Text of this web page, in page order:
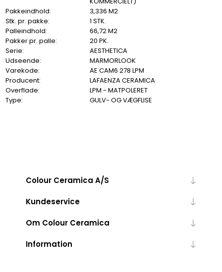
Pakkeindhold:
3,336 M2
Stk. pr. pakke:
1 STK.
Palleindhold:
66,72 M2
Pakker pr. palle:
20 PK.
Serie:
AESTHETICA
Udseende:
MARMORLOOK
Varekode:
AE CAM6 278 LPM
Producent:
LAFAENZA CERAMICA
Overflade:
LPM - MATPOLERET
Type:
GULV- OG VÆGFLISE
Colour Ceramica A/S
Kundeservice
Om Colour Ceramica
Information